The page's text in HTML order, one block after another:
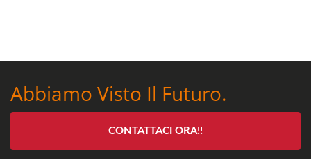
Abbiamo Visto Il Futuro.
CONTATTACI ORA!!